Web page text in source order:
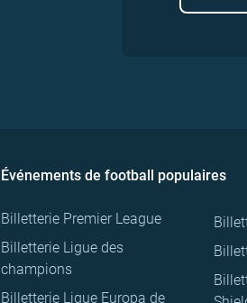
Événements de football populaires
Billetterie Premier League
Billetterie Ligue des
champions
Billetterie Ligue Europa de